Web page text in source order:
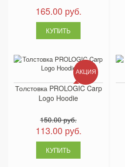
165.00 руб.
АКЦИЯ
Толстовка PROLOGIC Carp
Logo Hoodie
150.00 руб.
113.00 руб.